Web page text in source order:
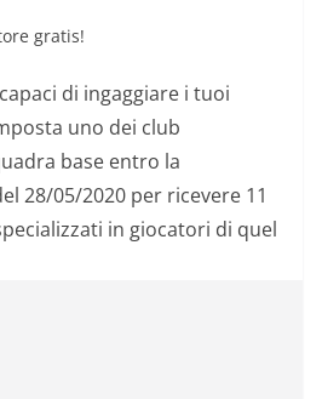
di ingaggiare i tuoi
uno dei club
base entro la
28/05/2020 per ricevere 11
in giocatori di quel